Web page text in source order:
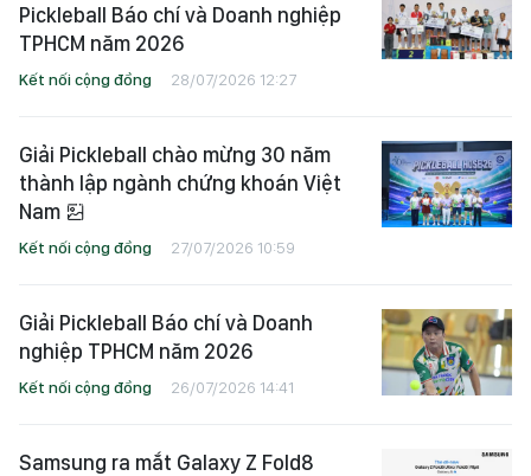
Pickleball Báo chí và Doanh nghiệp
TPHCM năm 2026
Kết nối cộng đồng 28/07/2026 12:27
Giải Pickleball chào mừng 30 năm
thành lập ngành chứng khoán Việt
Nam
Kết nối cộng đồng 27/07/2026 10:59
Giải Pickleball Báo chí và Doanh
nghiệp TPHCM năm 2026
Kết nối cộng đồng 26/07/2026 14:41
Samsung ra mắt Galaxy Z Fold8